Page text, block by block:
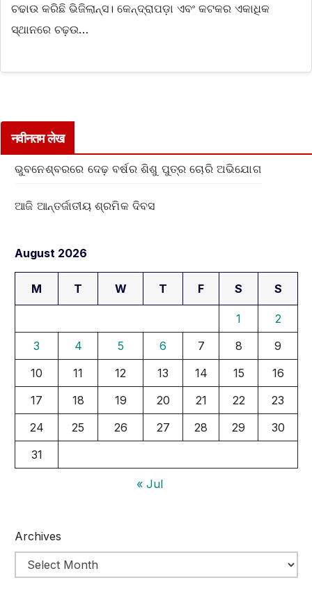
ଚଢାଉ କରିଛି ଭିଜିଲାନ୍ସ। କେନ୍ଦ୍ରାପଡ଼ା ଏବଂ କଟକର ଏକାଧିକ
ସ୍ଥାନରେ ଚଢ଼ଉ…
नवीनतम लेख
ଭୁବନେଶ୍ବରରେ ଦେଢ଼ ବର୍ଷର ଶିଶୁ ପୁତ୍ର ଚୋରି ଅଭିଯୋଗ
ଆଜି ଆନ୍ତର୍ଜାତୀୟ ଶ୍ରମିକ ଦିବସ
August 2026
M T W T F S S
1
2
3
4 5 6 7 8
9
10
11 12 13 14 15
16
17
18 19 20 21 22
23
24
25 26 27 28 29
30
31
« Jul
Archives